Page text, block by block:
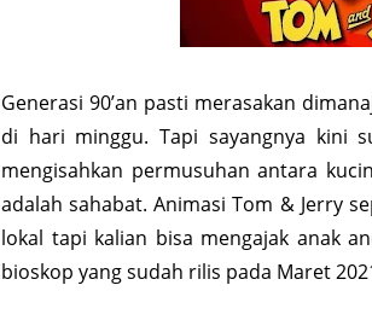
Generasi 90’an pasti merasakan
di hari minggu. Tapi sayangnya kini
mengisahkan permusuhan antara
adalah sahabat. Animasi Tom & Jerry
lokal tapi kalian bisa mengajak anak
bioskop yang sudah rilis pada Maret